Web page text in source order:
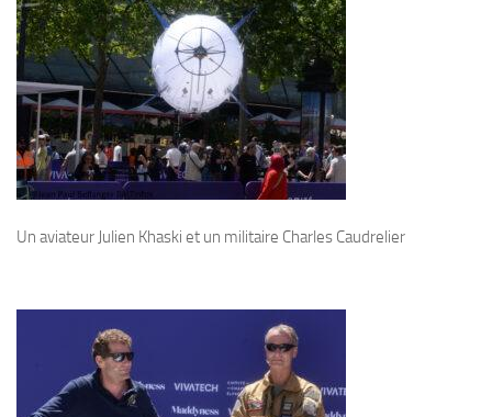
Un aviateur Julien Khaski et un militaire Charles Caudrelier